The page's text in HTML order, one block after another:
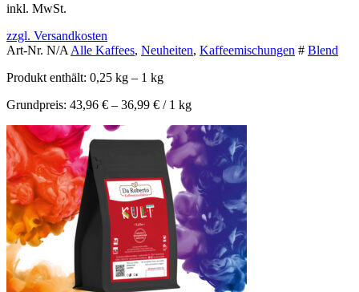
inkl. MwSt.
zzgl. Versandkosten
Art-Nr. N/A Alle Kaffees, Neuheiten, Kaffeemischungen # Blend
Produkt enthält: 0,25 kg – 1 kg
Grundpreis: 43,96 € – 36,99 € / 1 kg